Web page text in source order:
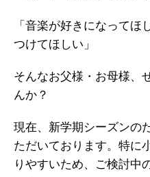
「音楽が好きになってほ
つけてほしい」
そんなお父様・お母様、
んか？
現在、新学期シーズンの
ただいております。特に
りやすいため、ご検討中